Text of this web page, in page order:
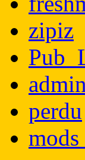
zipiz
admin
perdu